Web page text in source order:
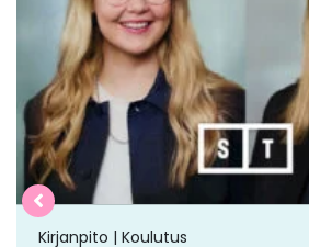
Kirjanpito | Koulutus